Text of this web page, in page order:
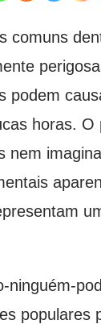
comuns
podem
horas. O
nem
ninguém-
populares